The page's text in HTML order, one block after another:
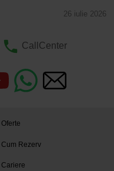
26 iulie 2026
CallCenter
Oferte
Cum Rezerv
Cariere